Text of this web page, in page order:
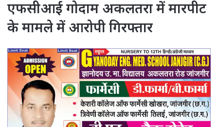
एफसीआई गोदाम अकलतरा में मारपीट
के मामले में आरोपी गिरफ्तार